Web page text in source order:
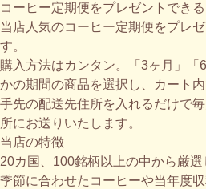
コーヒー定期便をプレゼントできる
当店人気のコーヒー定期便をプレ
す。
購入方法はカンタン。「3ヶ月」「
かの期間の商品を選択し、カート
手先の配送先住所を入れるだけで
所にお送りいたします。
当店の特徴
20カ国、100銘柄以上の中から厳
季節に合わせたコーヒーや当年度